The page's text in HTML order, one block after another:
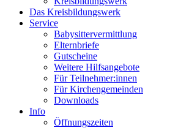
Das Kreisbildungswerk
Service
Babysittervermittlung
Elternbriefe
Gutscheine
Weitere Hilfsangebote
Für Teilnehmer:innen
Für Kirchengemeinden
Downloads
Info
Öffnungszeiten